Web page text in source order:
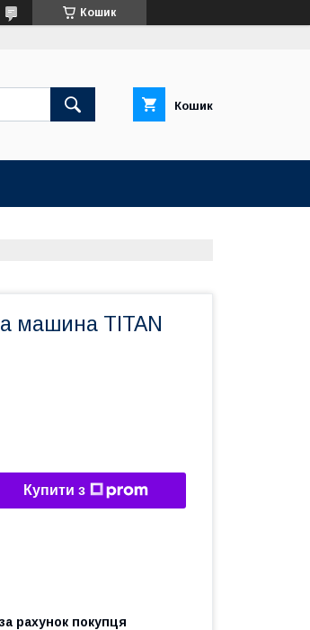
Кошик
Кошик
машина TITAN
Купити з
за рахунок покупця